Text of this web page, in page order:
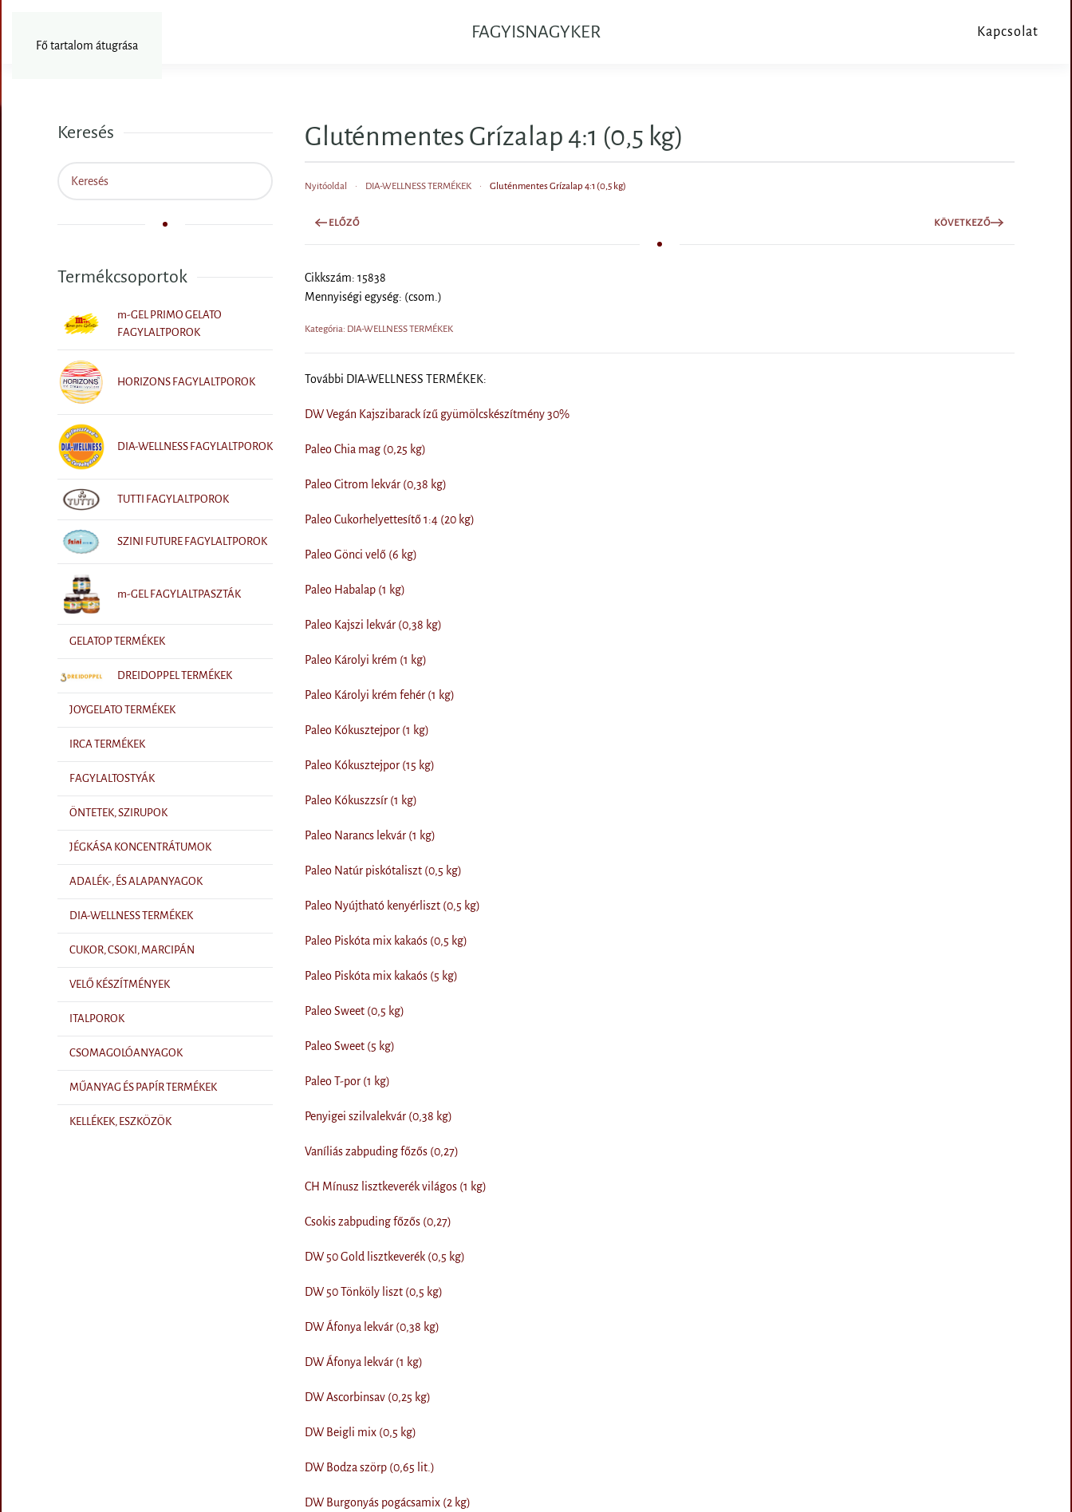
Fő tartalom átugrása
FAGYISNAGYKER Kapcsolat
Gluténmentes Grízalap 4:1 (0,5 kg)
Nyitóoldal DIA-WELLNESS TERMÉKEK Gluténmentes Grízalap 4:1 (0,5 kg)
ELŐZŐ KÖVETKEZŐ
Cikkszám: 15838
Mennyiségi egység: (csom.)
Kategória: DIA-WELLNESS TERMÉKEK
További DIA-WELLNESS TERMÉKEK:
DW Vegán Kajszibarack ízű gyümölcskészítmény 30%
Paleo Chia mag (0,25 kg)
Paleo Citrom lekvár (0,38 kg)
Paleo Cukorhelyettesítő 1:4 (20 kg)
Paleo Gönci velő (6 kg)
Paleo Habalap (1 kg)
Paleo Kajszi lekvár (0,38 kg)
Paleo Károlyi krém (1 kg)
Paleo Károlyi krém fehér (1 kg)
Paleo Kókusztejpor (1 kg)
Paleo Kókusztejpor (15 kg)
Paleo Kókuszzsír (1 kg)
Paleo Narancs lekvár (1 kg)
Paleo Natúr piskótaliszt (0,5 kg)
Paleo Nyújtható kenyérliszt (0,5 kg)
Paleo Piskóta mix kakaós (0,5 kg)
Paleo Piskóta mix kakaós (5 kg)
Paleo Sweet (0,5 kg)
Paleo Sweet (5 kg)
Paleo T-por (1 kg)
Penyigei szilvalekvár (0,38 kg)
Vaníliás zabpuding főzős (0,27)
CH Mínusz lisztkeverék világos (1 kg)
Csokis zabpuding főzős (0,27)
DW 50 Gold lisztkeverék (0,5 kg)
DW 50 Tönköly liszt (0,5 kg)
DW Áfonya lekvár (0,38 kg)
DW Áfonya lekvár (1 kg)
DW Ascorbinsav (0,25 kg)
DW Beigli mix (0,5 kg)
DW Bodza szörp (0,65 lit.)
DW Burgonyás pogácsamix (2 kg)
Keresés
Termékcsoportok
m-GEL PRIMO GELATO
FAGYLALTPOROK
HORIZONS FAGYLALTPOROK
DIA-WELLNESS FAGYLALTPOROK
TUTTI FAGYLALTPOROK
SZINI FUTURE FAGYLALTPOROK
m-GEL FAGYLALTPASZTÁK
GELATOP TERMÉKEK
DREIDOPPEL TERMÉKEK
JOYGELATO TERMÉKEK
IRCA TERMÉKEK
FAGYLALTOSTYÁK
ÖNTETEK, SZIRUPOK
JÉGKÁSA KONCENTRÁTUMOK
ADALÉK-, ÉS ALAPANYAGOK
DIA-WELLNESS TERMÉKEK
CUKOR, CSOKI, MARCIPÁN
VELŐ KÉSZÍTMÉNYEK
ITALPOROK
CSOMAGOLÓANYAGOK
MŰANYAG ÉS PAPÍR TERMÉKEK
KELLÉKEK, ESZKÖZÖK